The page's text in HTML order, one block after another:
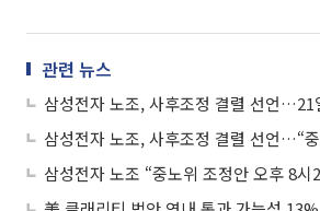
관련 뉴스
삼성전자 노조, 사후조정 결렬 선언…21